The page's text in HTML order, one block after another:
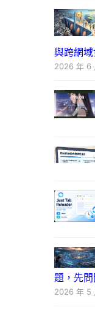
與跨網
2026 年 6
題，先
2026 年 5